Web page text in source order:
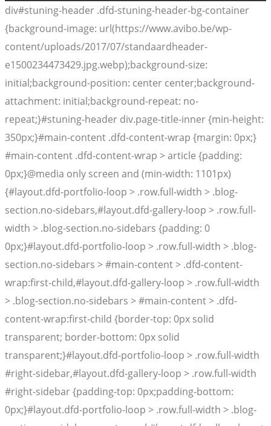
div#stuning-header .dfd-stuning-header-bg-container
{background-image: url(https://www.avibo.be/wp-
content/uploads/2017/07/standaardheader-
e1500234473429.jpg.webp);background-size:
initial;background-position: center center;background-
attachment: initial;background-repeat: no-
repeat;}#stuning-header div.page-title-inner {min-height:
350px;}#main-content .dfd-content-wrap {margin: 0px;}
#main-content .dfd-content-wrap > article {padding:
0px;}@media only screen and (min-width: 1101px)
{#layout.dfd-portfolio-loop > .row.full-width > .blog-
section.no-sidebars,#layout.dfd-gallery-loop > .row.full-
width > .blog-section.no-sidebars {padding: 0
0px;}#layout.dfd-portfolio-loop > .row.full-width > .blog-
section.no-sidebars > #main-content > .dfd-content-
wrap:first-child,#layout.dfd-gallery-loop > .row.full-width
> .blog-section.no-sidebars > #main-content > .dfd-
content-wrap:first-child {border-top: 0px solid
transparent; border-bottom: 0px solid
transparent;}#layout.dfd-portfolio-loop > .row.full-width
#right-sidebar,#layout.dfd-gallery-loop > .row.full-width
#right-sidebar {padding-top: 0px;padding-bottom:
0px;}#layout.dfd-portfolio-loop > .row.full-width > .blog-